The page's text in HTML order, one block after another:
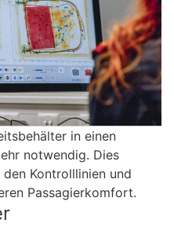
in einen
notwendig. Dies
Kontrolllinien und
Passagierkomfort.